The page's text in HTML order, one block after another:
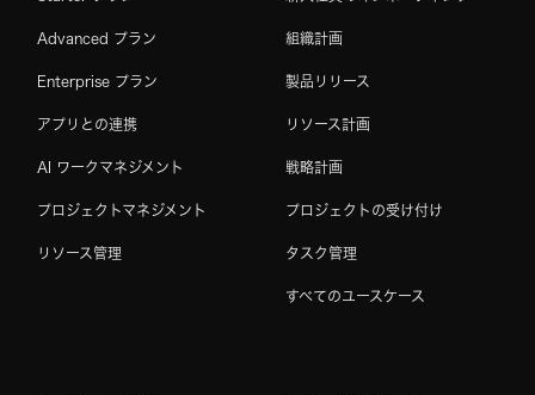
Advanced プラン
Enterprise プラン
アプリとの連携
AI ワークマネジメント
プロジェクトマネジメント
リソース管理
組織計画
製品リリース
リソース計画
戦略計画
プロジェクトの受け付け
タスク管理
すべてのユースケース